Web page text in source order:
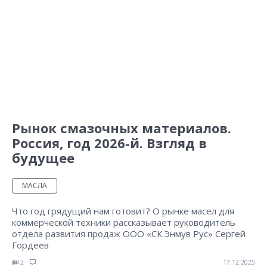
Рынок смазочных материалов.
Россия, год 2026-й. Взгляд в
будущее
МАСЛА
Что год грядущий нам готовит? О рынке масел для
коммерческой техники рассказывает руководитель
отдела развития продаж ООО «СК Энмув Рус» Сергей
Гордеев
2 17.12.2025